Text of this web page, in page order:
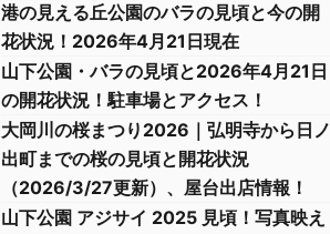
港の見える丘公園のバラの見頃と今の開
花状況！2026年4月21日現在
山下公園・バラの見頃と2026年4月21日
の開花状況！駐車場とアクセス！
大岡川の桜まつり2026｜弘明寺から日ノ
出町までの桜の見頃と開花状況
（2026/3/27更新）、屋台出店情報！
山下公園 アジサイ 2025 見頃！写真映え